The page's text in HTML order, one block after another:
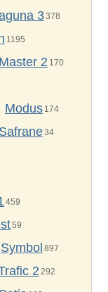
3378
1195
Master 2 170
Modus 174
Safrane34
459
59
Symbol 897
2 292